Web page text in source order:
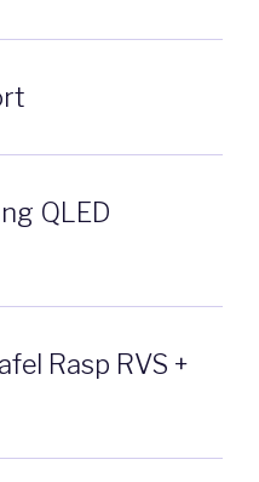
QLED
Rasp RVS +